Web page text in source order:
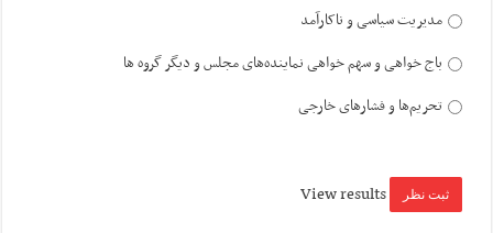
مدیریت سیاسی و ناکارآمد
باج خواهی و سهم خواهی نماینده‌های مجلس و دیگر گروه ها
تحریم‌ها و فشارهای خارجی
View results